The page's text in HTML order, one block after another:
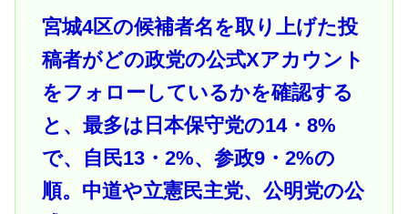
宮城4区の候補者名を取り上げた投
稿者がどの政党の公式Xアカウント
をフォローしているかを確認する
と、最多は日本保守党の14・8%
で、自民13・2%、参政9・2%の
順。中道や立憲民主党、公明党の公